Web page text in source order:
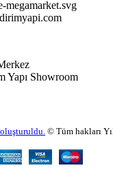
Yapı Showroom
© Tüm hakları